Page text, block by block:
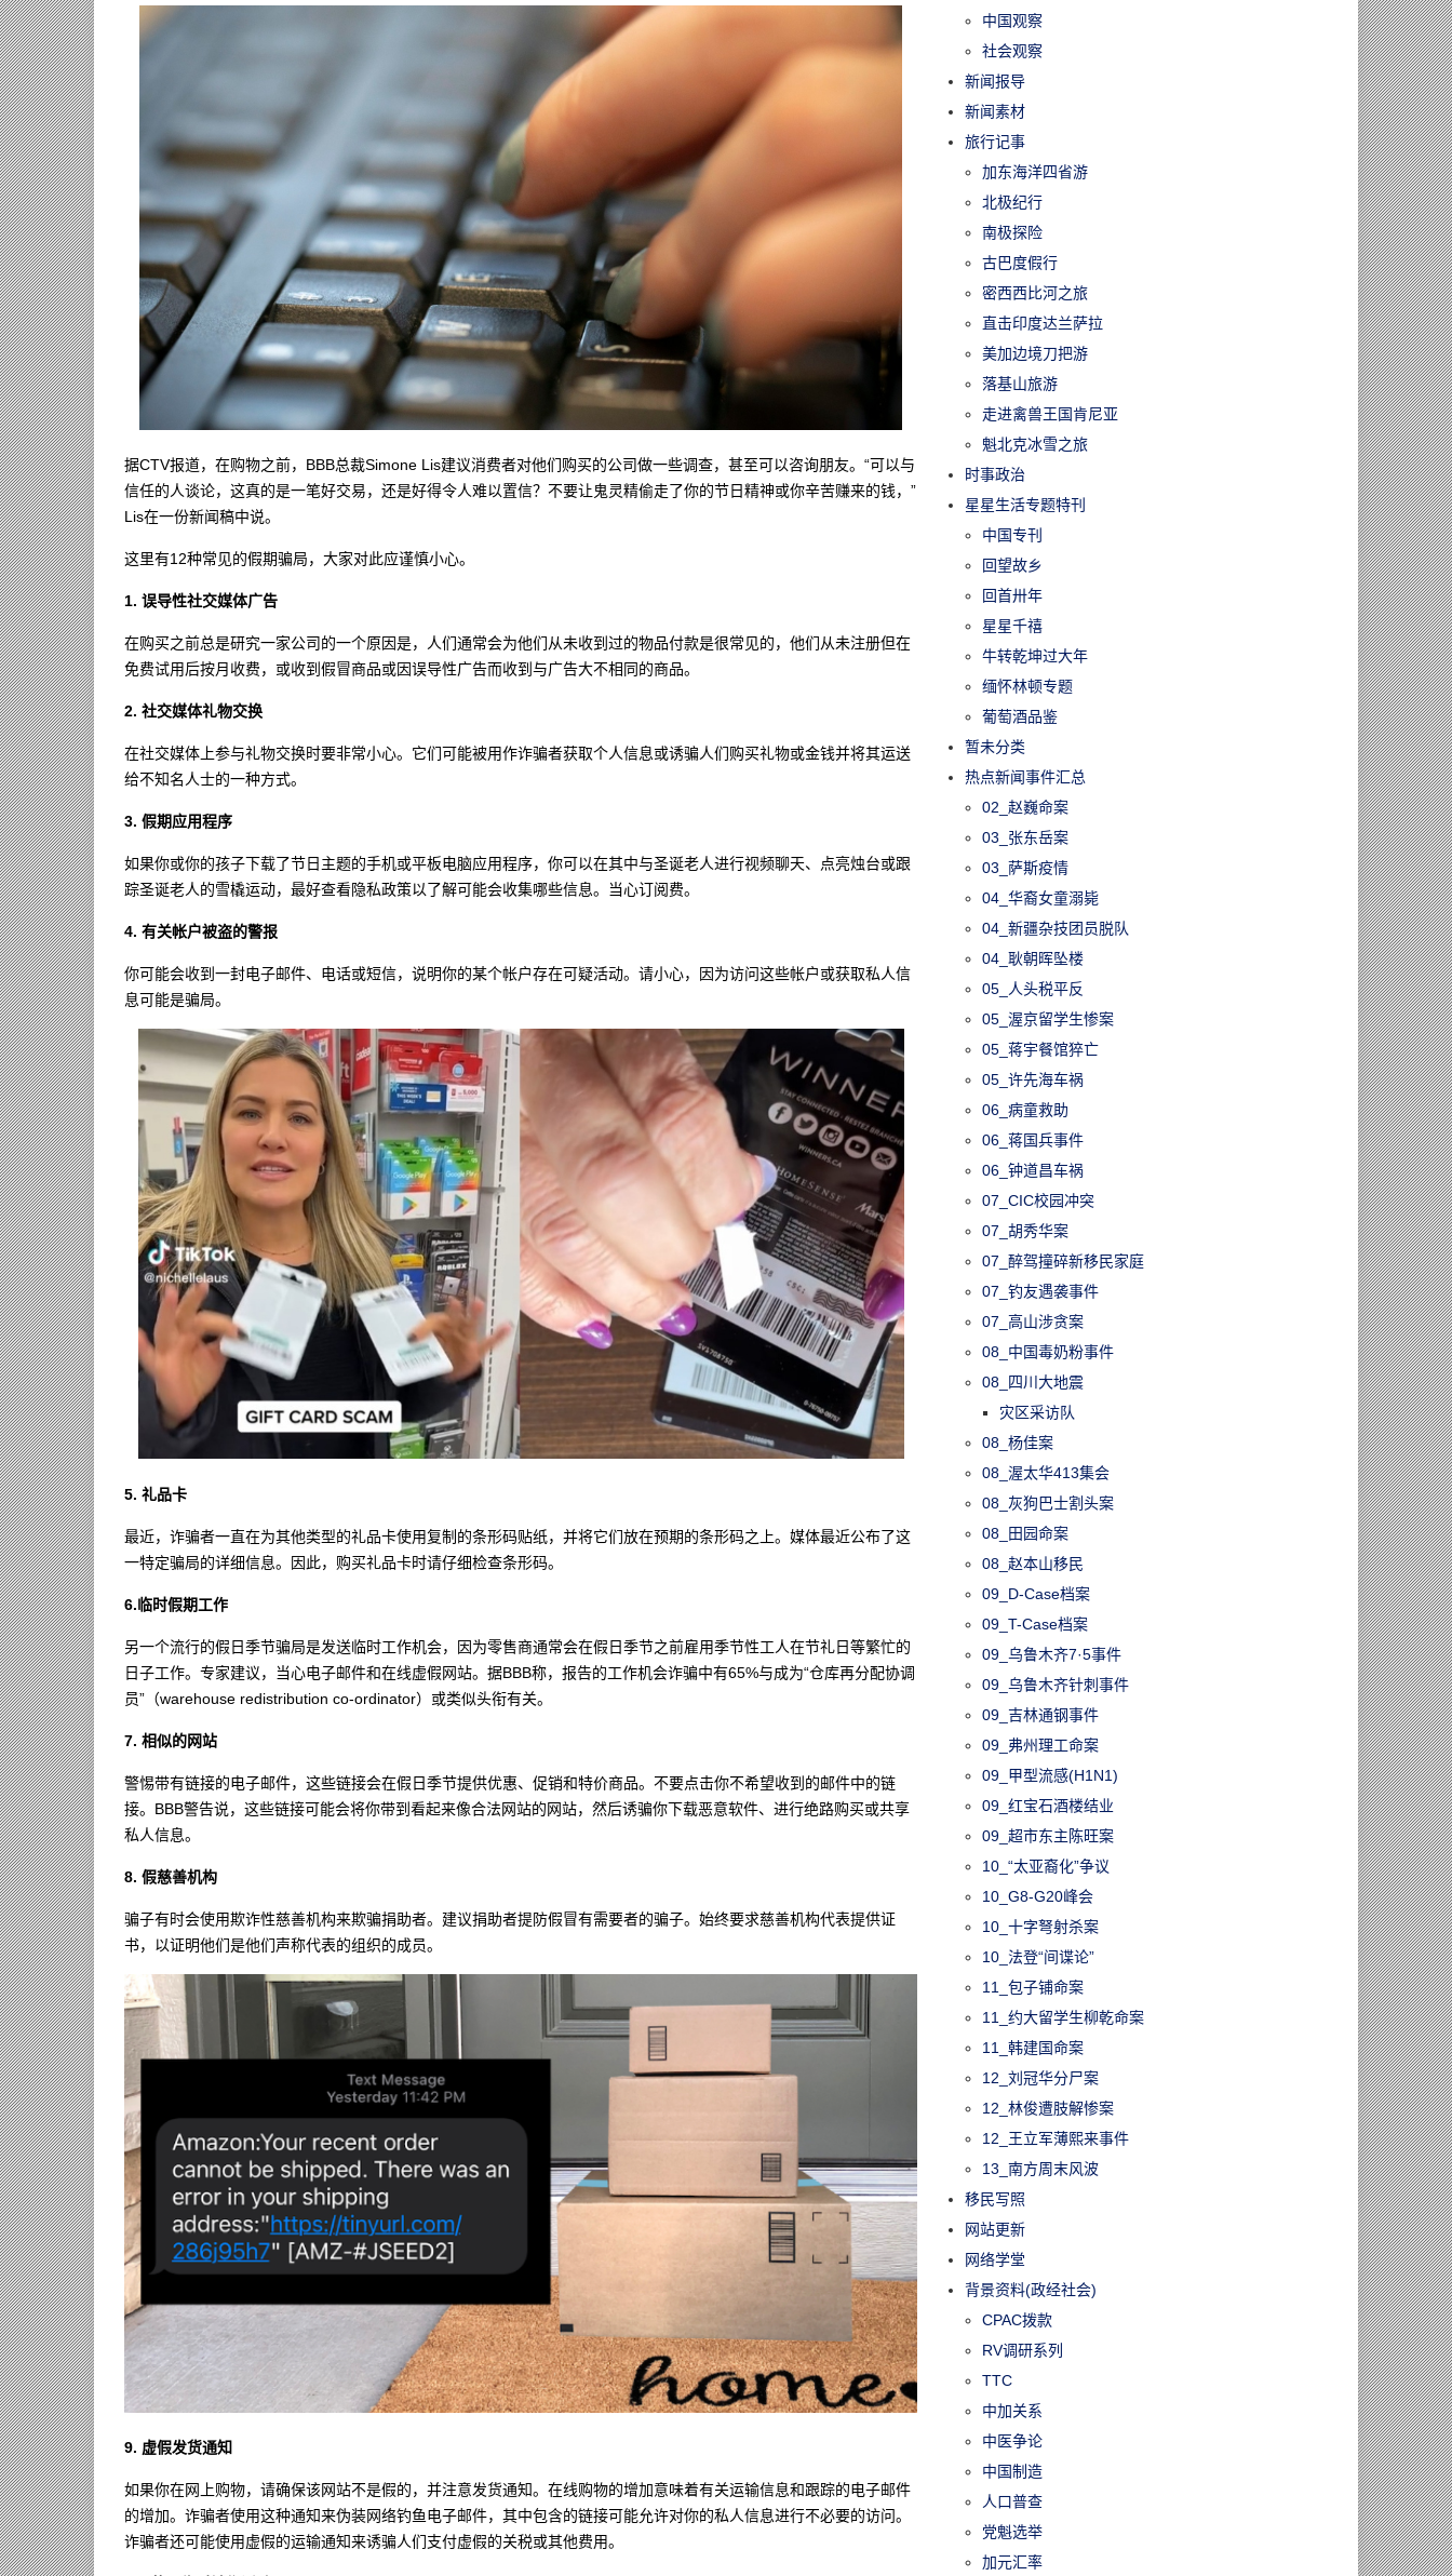
据CTV报道，在购物之前，BBB总裁Simone Lis建议消费者对他们购买的公司做一些调查，甚至可以咨询朋友。“可以与
信任的人谈论，这真的是一笔好交易，还是好得令人难以置信？不要让鬼灵精偷走了你的节日精神或你辛苦赚来的钱，”
Lis在一份新闻稿中说。
这里有12种常见的假期骗局，大家对此应谨慎小心。
1. 误导性社交媒体广告
在购买之前总是研究一家公司的一个原因是，人们通常会为他们从未收到过的物品付款是很常见的，他们从未注册但在
免费试用后按月收费，或收到假冒商品或因误导性广告而收到与广告大不相同的商品。
2. 社交媒体礼物交换
在社交媒体上参与礼物交换时要非常小心。它们可能被用作诈骗者获取个人信息或诱骗人们购买礼物或金钱并将其运送
给不知名人士的一种方式。
3. 假期应用程序
如果你或你的孩子下载了节日主题的手机或平板电脑应用程序，你可以在其中与圣诞老人进行视频聊天、点亮烛台或跟
踪圣诞老人的雪橇运动，最好查看隐私政策以了解可能会收集哪些信息。当心订阅费。
4. 有关帐户被盗的警报
你可能会收到一封电子邮件、电话或短信，说明你的某个帐户存在可疑活动。请小心，因为访问这些帐户或获取私人信
息可能是骗局。
5. 礼品卡
最近，诈骗者一直在为其他类型的礼品卡使用复制的条形码贴纸，并将它们放在预期的条形码之上。媒体最近公布了这
一特定骗局的详细信息。因此，购买礼品卡时请仔细检查条形码。
6.临时假期工作
另一个流行的假日季节骗局是发送临时工作机会，因为零售商通常会在假日季节之前雇用季节性工人在节礼日等繁忙的
日子工作。专家建议，当心电子邮件和在线虚假网站。据BBB称，报告的工作机会诈骗中有65%与成为“仓库再分配协调
员”（warehouse redistribution co-ordinator）或类似头衔有关。
7. 相似的网站
警惕带有链接的电子邮件，这些链接会在假日季节提供优惠、促销和特价商品。不要点击你不希望收到的邮件中的链
接。BBB警告说，这些链接可能会将你带到看起来像合法网站的网站，然后诱骗你下载恶意软件、进行绝路购买或共享
私人信息。
8. 假慈善机构
骗子有时会使用欺诈性慈善机构来欺骗捐助者。建议捐助者提防假冒有需要者的骗子。始终要求慈善机构代表提供证
书，以证明他们是他们声称代表的组织的成员。
9. 虚假发货通知
如果你在网上购物，请确保该网站不是假的，并注意发货通知。在线购物的增加意味着有关运输信息和跟踪的电子邮件
的增加。诈骗者使用这种通知来伪装网络钓鱼电子邮件，其中包含的链接可能允许对你的私人信息进行不必要的访问。
诈骗者还可能使用虚假的运输通知来诱骗人们支付虚假的关税或其他费用。
中国观察
社会观察
新闻报导
新闻素材
旅行记事
加东海洋四省游
北极纪行
南极探险
古巴度假行
密西西比河之旅
直击印度达兰萨拉
美加边境刀把游
落基山旅游
走进禽兽王国肯尼亚
魁北克冰雪之旅
时事政治
星星生活专题特刊
中国专刊
回望故乡
回首卅年
星星千禧
牛转乾坤过大年
缅怀林顿专题
葡萄酒品鉴
暂未分类
热点新闻事件汇总
02_赵巍命案
03_张东岳案
03_萨斯疫情
04_华裔女童溺毙
04_新疆杂技团员脱队
04_耿朝晖坠楼
05_人头税平反
05_渥京留学生惨案
05_蒋宇餐馆猝亡
05_许先海车祸
06_病童救助
06_蒋国兵事件
06_钟道昌车祸
07_CIC校园冲突
07_胡秀华案
07_醉驾撞碎新移民家庭
07_钓友遇袭事件
07_高山涉贪案
08_中国毒奶粉事件
08_四川大地震
灾区采访队
08_杨佳案
08_渥太华413集会
08_灰狗巴士割头案
08_田园命案
08_赵本山移民
09_D-Case档案
09_T-Case档案
09_乌鲁木齐7·5事件
09_乌鲁木齐针刺事件
09_吉林通钢事件
09_弗州理工命案
09_甲型流感(H1N1)
09_红宝石酒楼结业
09_超市东主陈旺案
10_“太亚裔化”争议
10_G8-G20峰会
10_十字弩射杀案
10_法登“间谍论”
11_包子铺命案
11_约大留学生柳乾命案
11_韩建国命案
12_刘冠华分尸案
12_林俊遭肢解惨案
12_王立军薄熙来事件
13_南方周末风波
移民写照
网站更新
网络学堂
背景资料(政经社会)
CPAC拨款
RV调研系列
TTC
中加关系
中医争论
中国制造
人口普查
党魁选举
加元汇率